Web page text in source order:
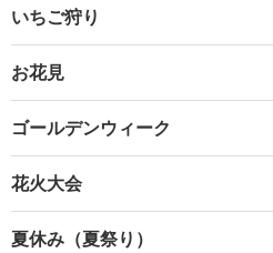
いちご狩り
お花見
ゴールデンウィーク
花火大会
夏休み（夏祭り）